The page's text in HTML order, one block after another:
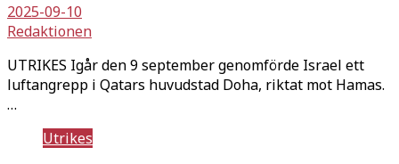
2025-09-10
Redaktionen
UTRIKES Igår den 9 september genomförde Israel ett
luftangrepp i Qatars huvudstad Doha, riktat mot Hamas.
…
Utrikes